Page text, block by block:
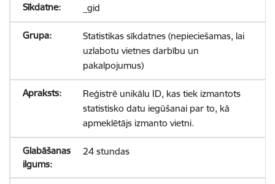
_gid
Statistikas sīkdatnes (nepieciešamas, lai
uzlabotu vietnes darbību un
pakalpojumus)
Reģistrē unikālu ID, kas tiek izmantots
statistisko datu iegūšanai par to, kā
apmeklētājs izmanto vietni.
24 stundas